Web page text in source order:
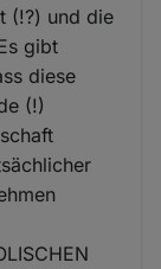
(!?) und die
gibt
diese
(!)